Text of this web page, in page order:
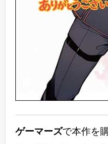
ゲーマーズで本作を